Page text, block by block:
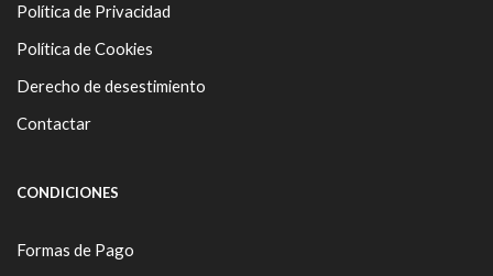
Política de Privacidad
Política de Cookies
Derecho de desestimiento
Contactar
CONDICIONES
Formas de Pago